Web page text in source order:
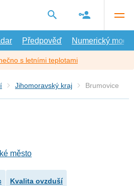
Předpověď Numerický model
s letními teplotami
Jihomoravský kraj Brumovice
město
Kvalita ovzduší